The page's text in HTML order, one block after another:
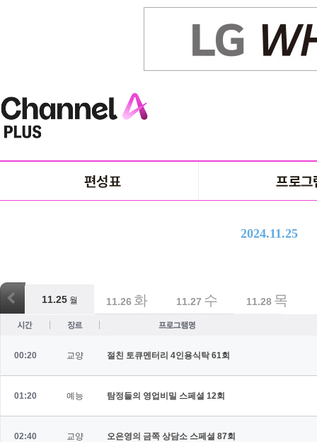
2024.11.25
11.25 월
11.25월 11.26 화 11.27 수 11.28 목
00:20 교양 절친 토큐멘터리 4인용식탁61회
01:20 예능 탐정들의 영업비밀 스페셜 12회
02:40 교양 오은영의 금쪽 상담소 스페셜 87회